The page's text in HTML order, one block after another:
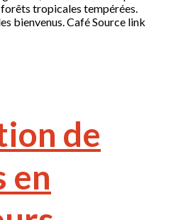
tropicales tempérées.
bienvenus. Café Source link
de
en